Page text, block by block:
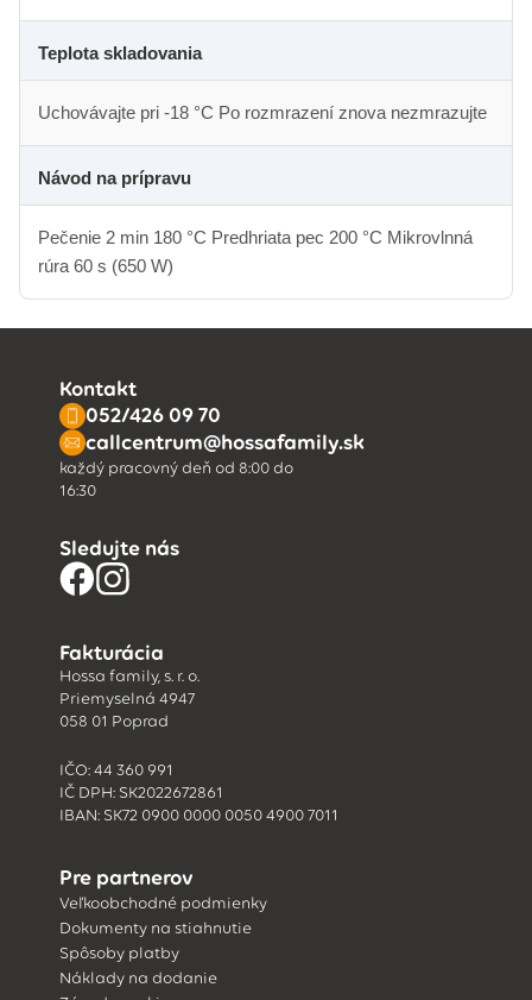
Teplota skladovania
Uchovávajte pri ‐18 °C Po rozmrazení znova nezmrazujte
Návod na prípravu
Pečenie 2 min 180 °C Predhriata pec 200 °C Mikrovlnná
rúra 60 s (650 W)
Kontakt
052/426 09 70
callcentrum@hossafamily.sk
každý pracovný deň od 8:00 do
16:30
Sledujte nás
Fakturácia
Hossa family, s. r. o.
Priemyselná 4947
058 01 Poprad
IČO: 44 360 991
IČ DPH: SK2022672861
IBAN: SK72 0900 0000 0050 4900 7011
Pre partnerov
Veľkoobchodné podmienky
Dokumenty na stiahnutie
Spôsoby platby
Náklady na dodanie